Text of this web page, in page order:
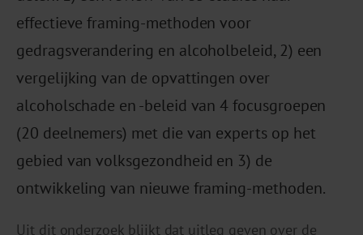
effectieve framing-methoden voor
gedragsverandering en alcoholbeleid, 2) een
vergelijking van de opvattingen over
alcoholschade en -beleid van 4 focusgroepen
(20 deelnemers) met die van experts op het
gebied van volksgezondheid en 3) de
ontwikkeling van nieuwe framing-methoden.
Uit dit onderzoek blijkt dat uitleg geven over de